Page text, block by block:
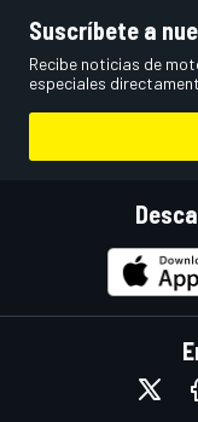
Suscríbete a
Recibe noticias de
especiales